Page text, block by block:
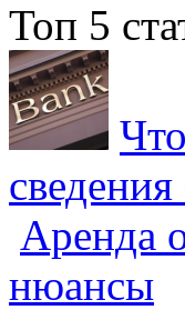
Топ 5
Аренда
нюансы